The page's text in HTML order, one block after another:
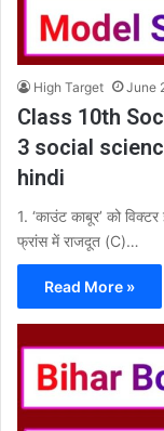
High Target June
Class 10th
3 social
hindi
1. ‘काउंट काबूर’ को
फ्रांस में राजदूत (C)…
Read More »